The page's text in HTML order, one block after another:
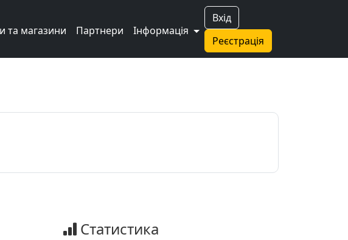
Вхід
Реєстрація
та магазини Партнери Інформація
Статистика